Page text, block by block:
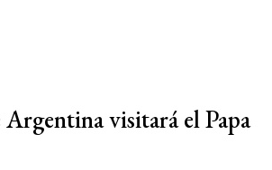
Argentina visitará el Papa